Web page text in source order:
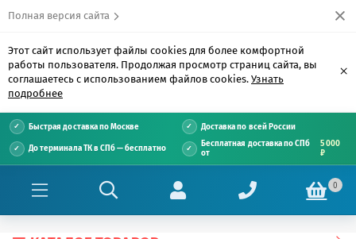
Полная версия сайта
Этот сайт использует файлы cookies для более комфортной
работы пользователя. Продолжая просмотр страниц сайта, вы
соглашаетесь с использованием файлов cookies. Узнать
подробнее
×
Быстрая доставка по Москве Доставка по всей России
До терминала ТК в СПб — бесплатно
Бесплатная доставка по СПб
от
5 000
₽
0